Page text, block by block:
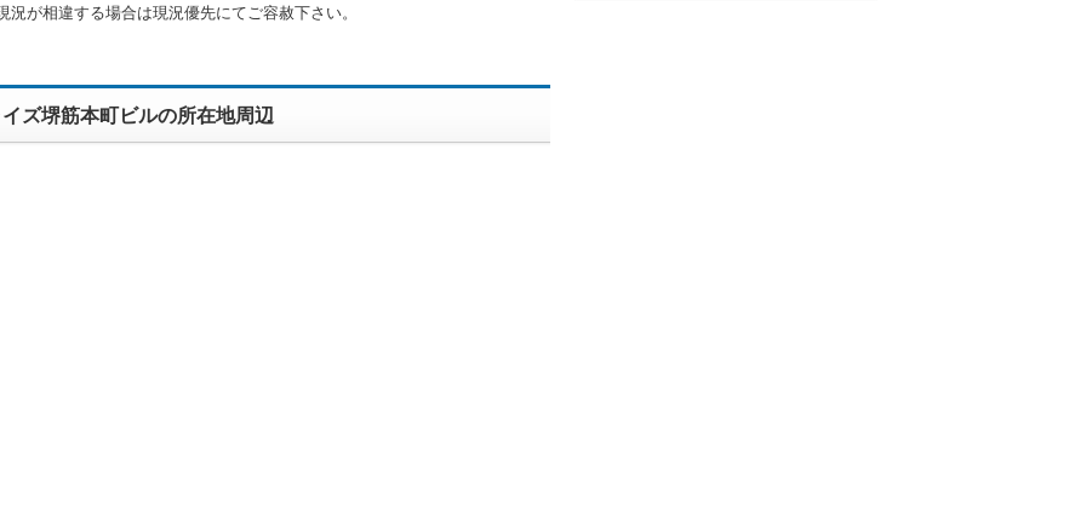
が相違する場合は現況優先にてご容赦下さい。
ズ堺筋本町ビルの所在地周辺